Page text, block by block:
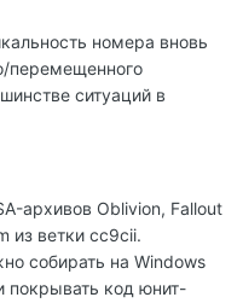
номера вновь
перемещенного
ситуаций в
архивов Oblivion, Fallout
из ветки cc9cii.
собирать на Windows
покрывать код юнит-